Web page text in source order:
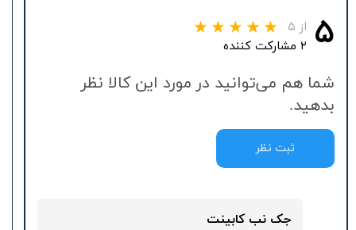
۵ از ۵
۲ مشارکت کننده
شما هم می‌توانید در مورد این کالا نظر
بدهید.
ثبت نظر
جک نب کابینت